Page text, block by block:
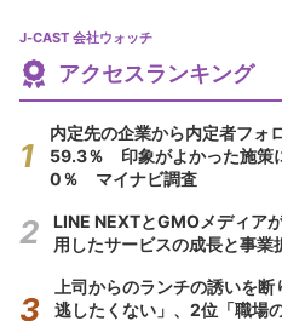
J-CAST 会社ウォッチ
アクセスランキング
内定先の企業から内定者フォ
59.3％ 印象がよかった施策
0％ マイナビ調査
LINE NEXTとGMOメディア
用したサービスの成長と事業
上司からのランチの誘いを
逃したくない」、2位「職場